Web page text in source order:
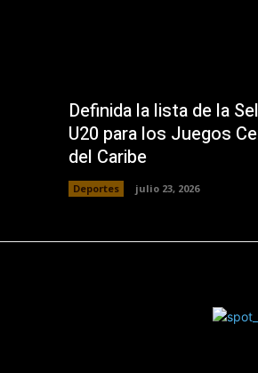
Definida la lista de la
U20 para los Juegos
del Caribe
Deportes julio 23, 2026